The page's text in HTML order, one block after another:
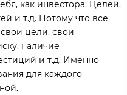
как инвестора. Целей,
и т.д. Потому что все
цели, свои
наличие
и т.д. Именно
для каждого